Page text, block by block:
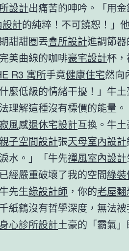
設計出痛苦的呻吟。「用
計的純粹！不可饒恕！」
甜甜圈丟會所設計進調節
美曲線的咖啡豪宅設計杯
R3 寓所手竟健康住宅然向
麼低級的情緒干擾！」牛
理解這種沒有標價的能量
風感退休宅設計互換。牛
子空間設計張天母室內設計
水。」「牛先禪風室內設計
經嚴重破壞了我的空間綠
先生綠設計師 ，你的老屋
紙鶴沒有哲學深度，無法
身心診所設計土豪的「霸氣